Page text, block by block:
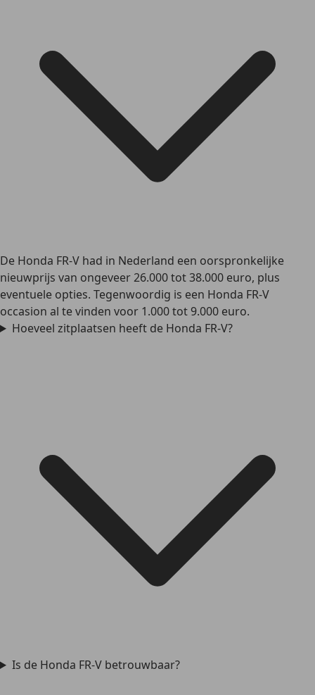
De Honda FR-V had in Nederland een oorspronkelijke
nieuwprijs van ongeveer 26.000 tot 38.000 euro, plus
eventuele opties. Tegenwoordig is een Honda FR-V
occasion al te vinden voor 1.000 tot 9.000 euro.
Hoeveel zitplaatsen heeft de Honda FR-V?
Is de Honda FR-V betrouwbaar?